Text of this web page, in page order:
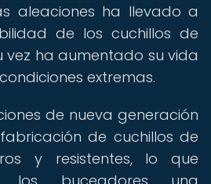
aleaciones ha llevado a
de los cuchillos de
vez ha aumentado su vida
extremas.
de nueva generación
de cuchillos de
y resistentes, lo que